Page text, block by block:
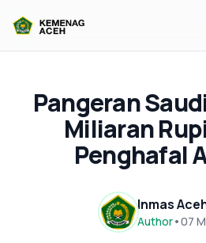
Pangeran
Miliaran
Penghafal
Inmas
Author•07